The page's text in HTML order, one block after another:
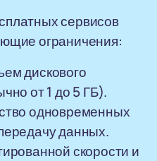
сервисов
ограничения:
дискового
от 1 до 5 ГБ).
одновременных
данных.
скорости и